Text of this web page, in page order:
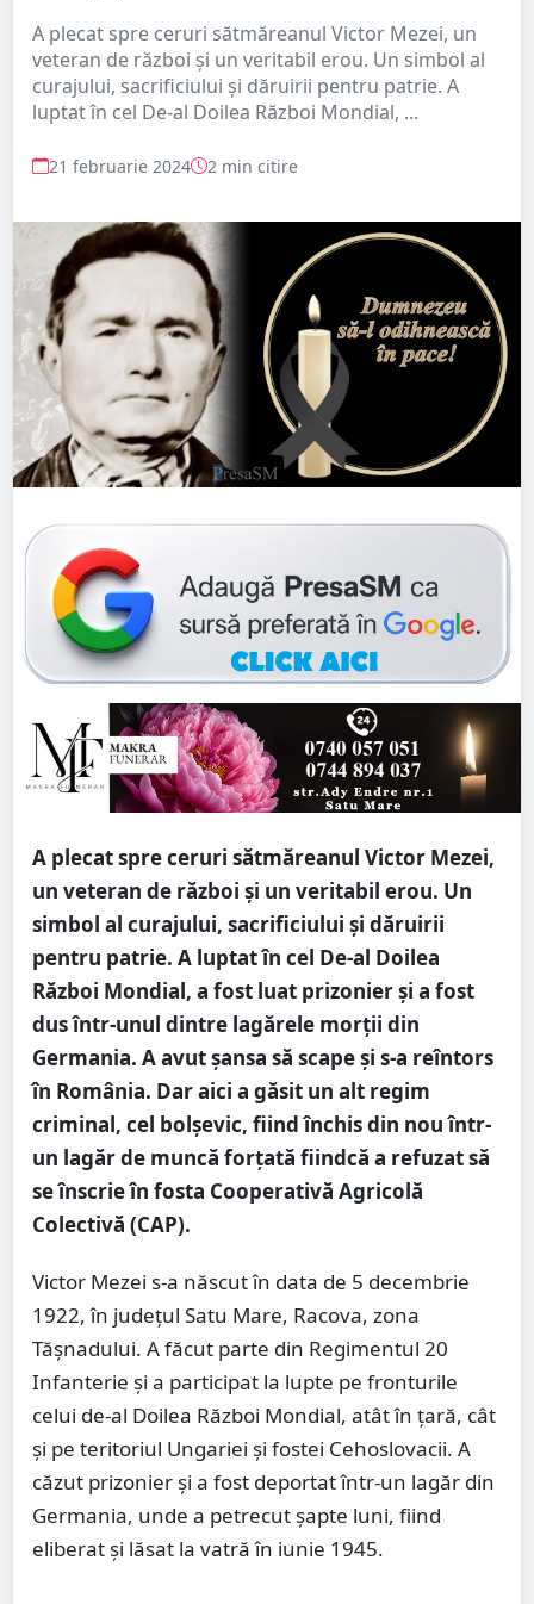
A plecat spre ceruri sătmăreanul Victor Mezei, un
veteran de război și un veritabil erou. Un simbol al
curajului, sacrificiului şi dăruirii pentru patrie. A
luptat în cel De-al Doilea Război Mondial, ...
21 februarie 2024 2 min citire
A plecat spre ceruri sătmăreanul Victor Mezei,
un veteran de război și un veritabil erou. Un
simbol al curajului, sacrificiului şi dăruirii
pentru patrie. A luptat în cel De-al Doilea
Război Mondial, a fost luat prizonier și a fost
dus într-unul dintre lagărele morții din
Germania. A avut șansa să scape și s-a reîntors
în România. Dar aici a găsit un alt regim
criminal, cel bolșevic, fiind închis din nou într-
un lagăr de muncă forțată fiindcă a refuzat să
se înscrie în fosta Cooperativă Agricolă
Colectivă (CAP).
Victor Mezei s-a născut în data de 5 decembrie
1922, în judeţul Satu Mare, Racova, zona
Tășnadului. A făcut parte din Regimentul 20
Infanterie şi a participat la lupte pe fronturile
celui de-al Doilea Război Mondial, atât în ţară, cât
şi pe teritoriul Ungariei şi fostei Cehoslovacii. A
căzut prizonier şi a fost deportat într-un lagăr din
Germania, unde a petrecut şapte luni, fiind
eliberat şi lăsat la vatră în iunie 1945.